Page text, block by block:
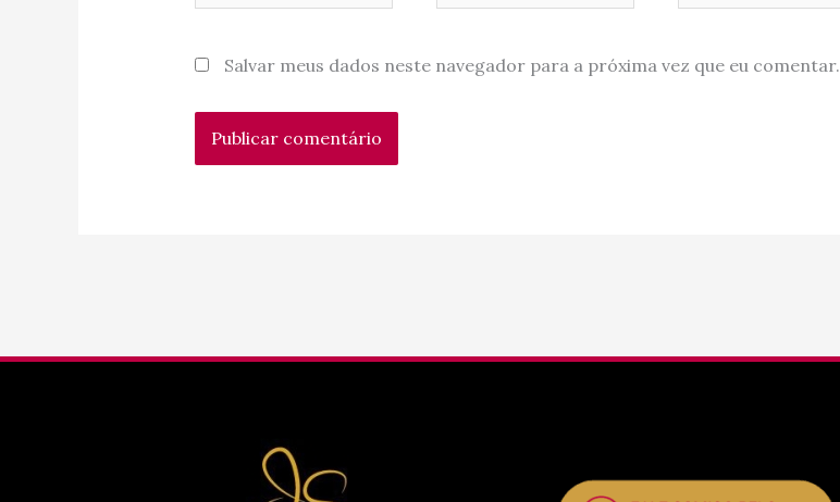
Salvar meus dados neste navegador para a próxima vez que eu comentar.